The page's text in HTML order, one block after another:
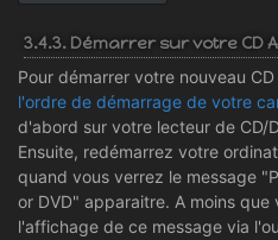
3.4.3. Démarrer sur votre CD
Pour démarrer votre nouveau CD
l'ordre de démarrage de votre
d'abord sur votre lecteur de CD/
Ensuite, redémarrez votre
quand vous verrez le message
or DVD" apparaitre. A moins
l'affichage de ce message via